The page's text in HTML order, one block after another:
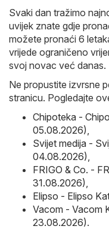
Svaki dan tražimo
uvijek znate gdje
možete pronaći 6
vrijede ograničeno
svoj novac već danas.
Ne propustite izvrsne
stranicu. Pogledajte
Chipoteka -
05.08.2026)
Svijet medija -
04.08.2026)
FRIGO & Co. -
31.08.2026)
Elipso - Elipso
Vacom - Vacom
23.08.2026).